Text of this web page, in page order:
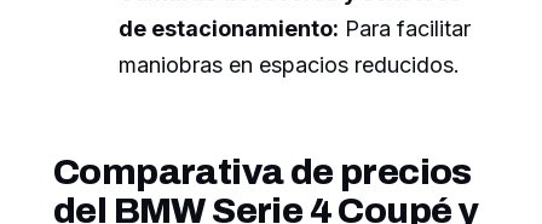
de estacionamiento: Para facilitar
maniobras en espacios reducidos.
Comparativa de precios
del BMW Serie 4 Coupé y